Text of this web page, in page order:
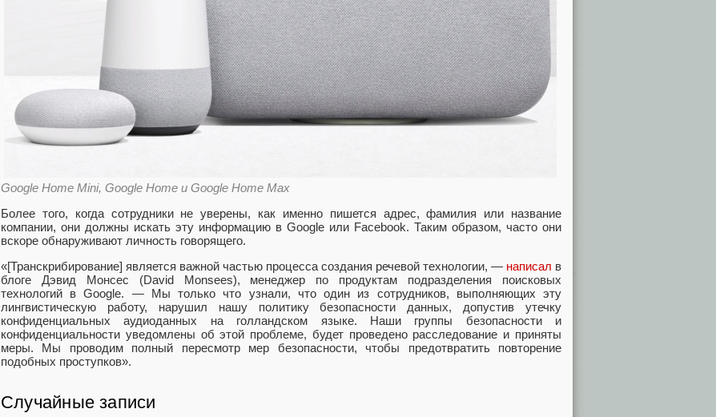
Google Home Mini, Google Home и Google Home Max
Более того, когда сотрудники не уверены, как именно пишется адрес, фамилия или название
компании, они должны искать эту информацию в Google или Facebook. Таким образом, часто они
вскоре обнаруживают личность говорящего.
«[Транскрибирование] является важной частью процесса создания речевой технологии, — написал в
блоге Дэвид Монсес (David Monsees), менеджер по продуктам подразделения поисковых
технологий в Google. — Мы только что узнали, что один из сотрудников, выполняющих эту
лингвистическую работу, нарушил нашу политику безопасности данных, допустив утечку
конфиденциальных аудиоданных на голландском языке. Наши группы безопасности и
конфиденциальности уведомлены об этой проблеме, будет проведено расследование и приняты
меры. Мы проводим полный пересмотр мер безопасности, чтобы предотвратить повторение
подобных проступков».
Случайные записи